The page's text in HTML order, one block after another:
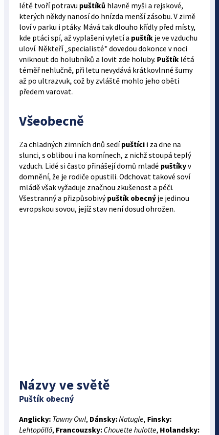
létě tvoří potravu puštíků hlavně myši a rejskové,
kterých někdy nanosí do hnízda menší zásobu. V zimě
loví v parku i ptáky. Mává tak dlouho křídly před místy,
kde ptáci spí, až vyplašeni vyletí a puštíkje ve vzduchu
uloví. Někteří „specialisté" dovedou dokonce v noci
vniknout do holubníků a lovit zde holuby. Puštíklétá
téměř nehlučně, při letu nevydává krátkovlnné šumy
až po ultrazvuk, což by zvláště mohlo jeho oběti
předem varovat.
Všeobecně
Za chladných zimních dnů sedípuštícii za dne na
slunci, s oblibou i na komínech, z nichž stoupá teplý
vzduch. Lidé si často přinášejí domů mladé puštíkyv
domnění, že je rodiče opustili. Odchovat takové soví
mládě však vyžaduje značnou zkušenost a péči.
Všestranný a přizpůsobivý puštík obecnýje jedinou
evropskou sovou, jejíž stav není dosud ohrožen.
Názvy ve světě
Puštík obecný
Anglicky: Tawny Owl, Dánsky:Natugle, Finsky:
Lehtopöllö, Francouzsky: Chouette hulotte, Holandsky: